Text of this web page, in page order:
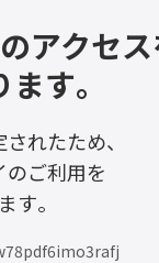
アクセス
す。
れたため、
のご利用を
す。